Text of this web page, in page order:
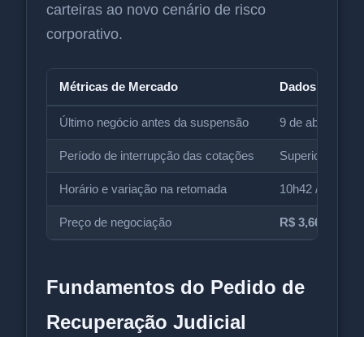
carteiras ao novo cenário de risco
corporativo.
Métricas de Mercado Dados
Último negócio antes da suspensão 9 de abril
Período de interrupção das cotações Superior a 1
Horário e variação na retomada 10h42 /
Preço de negociação R$ 3,66
Fundamentos do Pedido de
Recuperação Judicial